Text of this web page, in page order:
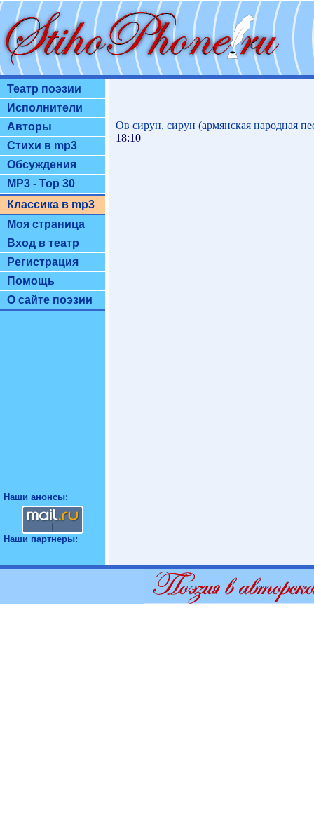
Театр поэзии
Исполнители
Авторы
Стихи в mp3
Обсуждения
MP3 - Top 30
Классика в mp3
Моя страница
Вход в театр
Регистрация
Помощь
О сайте поэзии
Наши анонсы:
Наши партнеры:
Ов сирун, сирун (армянская народная
18:10